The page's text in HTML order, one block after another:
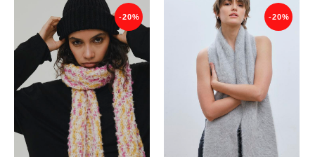
-20% -20%